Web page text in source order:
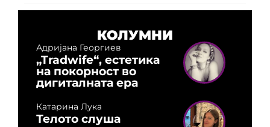
КОЛУМНИ
Адријана Георгиев
„Tradwife“, естетика
на покорност во
дигиталната ера
Катарина Лука
Телото слуша